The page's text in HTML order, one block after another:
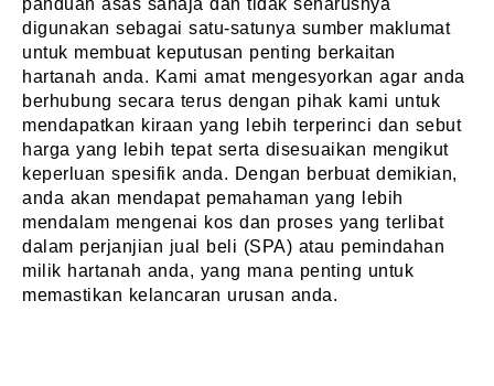
panduan asas sahaja dan tidak seharusnya
digunakan sebagai satu-satunya sumber maklumat
untuk membuat keputusan penting berkaitan
hartanah anda. Kami amat mengesyorkan agar anda
berhubung secara terus dengan pihak kami untuk
mendapatkan kiraan yang lebih terperinci dan sebut
harga yang lebih tepat serta disesuaikan mengikut
keperluan spesifik anda. Dengan berbuat demikian,
anda akan mendapat pemahaman yang lebih
mendalam mengenai kos dan proses yang terlibat
dalam perjanjian jual beli (SPA) atau pemindahan
milik hartanah anda, yang mana penting untuk
memastikan kelancaran urusan anda.